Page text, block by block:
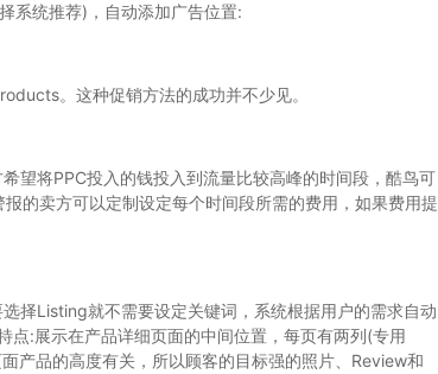
系统推荐)，自动添加广告位置:
。这种促销方法的成功并不少见。
将PPC投入的钱投入到流量比较高峰的时间段，酷鸟可
的卖方可以定制设定每个时间段所需的费用，如果费用提
Listing就不需要设定关键词，系统根据用户的需求自动
点:展示在产品详细页面的中间位置，每页有两列(专用
产品的高度有关，所以顾客的目标强的照片、Review和